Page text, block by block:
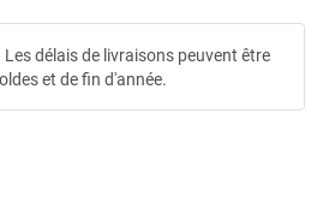
Les délais de livraisons peuvent être
et de fin d'année.